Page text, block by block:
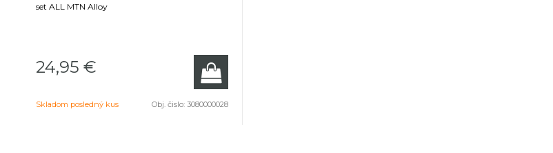
set ALL MTN Alloy
24,95 €
Skladom posledný kus Obj. čislo: 3080000028